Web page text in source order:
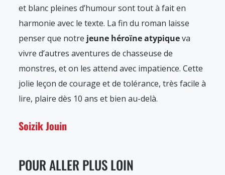
et blanc pleines d’humour sont tout à fait en
harmonie avec le texte. La fin du roman laisse
penser que notre jeune héroïne atypiqueva
vivre d’autres aventures de chasseuse de
monstres, et on les attend avec impatience. Cette
jolie leçon de courage et de tolérance, très facile à
lire, plaire dès 10 ans et bien au-delà.
Soizik Jouin
POUR ALLER PLUS LOIN